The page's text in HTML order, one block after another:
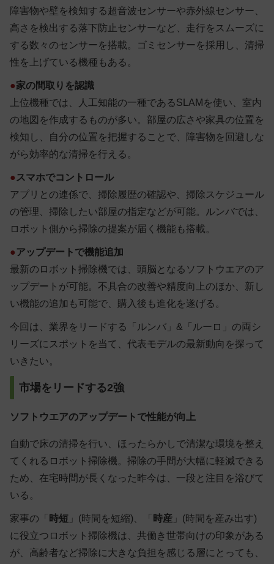
障害物や壁を検知する超音波センサーや赤外線センサー、
高さを検出する落下防止センサーなど、走行をスムーズに
する数々のセンサーを搭載。ゴミセンサーを採用し、清掃
性を上げている機種もある。
●家の間取りを認識
上位機種では、人工知能の一種であるSLAMを使い、室内
の地図を作成するものが多い。部屋の広さや家具の位置を
検知し、自分の位置を把握することで、障害物を回避しな
がら効率的な清掃を行える。
● スマホでコントロール
アプリとの連係で、掃除履歴の確認や、掃除スケジュール
の管理、掃除したい部屋の指定などが可能。ルンバでは、
ロボット側から掃除の提案が届く機能も搭載。
●アップデートで機能追加
最新のロボット掃除機では、頭脳となるソフトウエアのア
ップデートが可能。不具合の改善や精度向上のほか、新し
い機能の追加も可能で、購入後も進化を遂げる。
今回は、業界をリードする「ルンバ」&「ルーロ」の両シ
リーズにスポットを当て、代表モデルの最新動向を探って
いきたい。
市場をリードする2強
ソフトウエアのアップデートで性能が向上
自動で床の清掃を行い、ほったらかしで清潔な環境を整え
てくれるロボット掃除機。掃除の手間が大幅に軽減できる
ため、在宅時間が長くなった昨今は、一段と注目を浴びて
いる。
家事の「 時短 」(時間を短縮)、「 時産 」(時間を産み出す)
に役立つロボット掃除機は、共働き世帯向けの印象がある
が、高齢者など掃除に大きな負担を感じる層にとっても、